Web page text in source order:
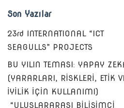
Son Yazılar
23rd INTERNATIONAL “ICT
SEAGULLS” PROJECTS
BU YILIN TEMASI: YAPAY
(YARARLARI, RİSKLERİ, ETİK
İYİLİK İÇİN KULLANIMI)
“ULUSLARARASI BİLİŞİMCİ